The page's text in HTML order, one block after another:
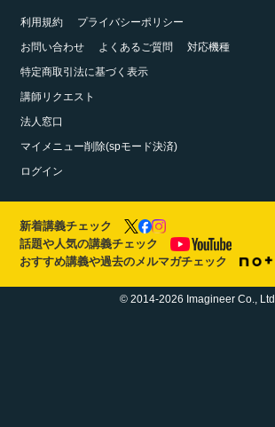
利用規約
プライバシーポリシー
お問い合わせ
よくあるご質問
対応機種
特定商取引法に基づく表示
講師リクエスト
法人窓口
マイメニュー削除(spモード決済)
ログイン
新着講義チェック
話題や人気の講義チェック
おすすめ講義や過去のメルマガチェック
© 2014-2026 Imagineer Co., Ltd.